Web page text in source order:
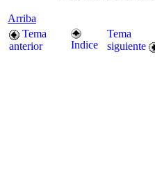
Arriba
Tema
anterior
Indice
Tema
siguiente